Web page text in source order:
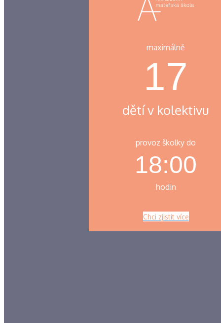
maximálně
17
dětí v kolektivu
provoz školky do
18:00
hodin
Chci zjistit více